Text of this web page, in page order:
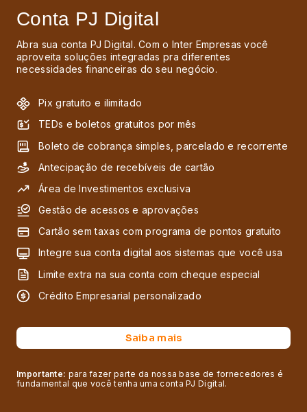
Conta PJ Digital
Abra sua conta PJ Digital. Com o Inter Empresas você
aproveita soluções integradas pra diferentes
necessidades financeiras do seu negócio.
Pix gratuito e ilimitado
TEDs e boletos gratuitos por mês
Boleto de cobrança simples, parcelado e recorrente
Antecipação de recebíveis de cartão
Área de Investimentos exclusiva
Gestão de acessos e aprovações
Cartão sem taxas com programa de pontos gratuito
Integre sua conta digital aos sistemas que você usa
Limite extra na sua conta com cheque especial
Crédito Empresarial personalizado
Saiba mais
Importante: para fazer parte da nossa base de fornecedores é
fundamental que você tenha uma conta PJ Digital.